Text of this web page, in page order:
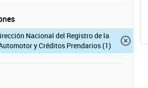
Nacional del Registro de la
y Créditos Prendarios (1)